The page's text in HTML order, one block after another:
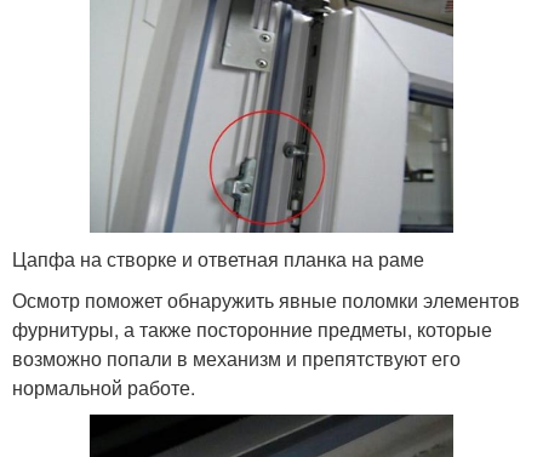
Цапфа на створке и ответная планка на раме
Осмотр поможет обнаружить явные поломки элементов
фурнитуры, а также посторонние предметы, которые
возможно попали в механизм и препятствуют его
нормальной работе.